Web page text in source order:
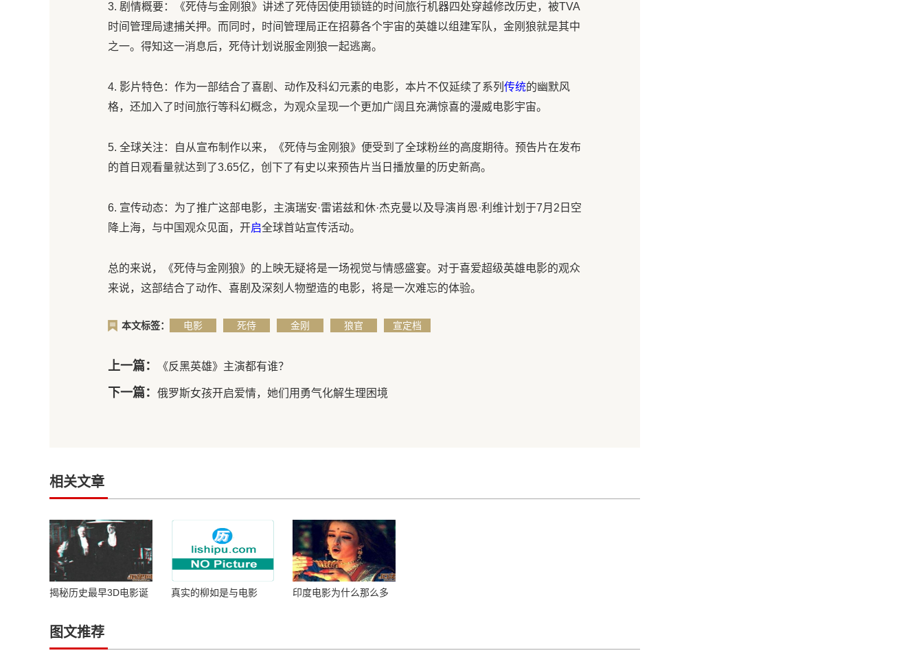
3. 剧情概要：《死侍与金刚狼》讲述了死侍因使用锁链的时间旅行机器四处穿越修改历史，被TVA
时间管理局逮捕关押。而同时，时间管理局正在招募各个宇宙的英雄以组建军队，金刚狼就是其中
之一。得知这一消息后，死侍计划说服金刚狼一起逃离。
4. 影片特色：作为一部结合了喜剧、动作及科幻元素的电影，本片不仅延续了系列 传统的幽默风
格，还加入了时间旅行等科幻概念，为观众呈现一个更加广阔且充满惊喜的漫威电影宇宙。
5. 全球关注：自从宣布制作以来，《死侍与金刚狼》便受到了全球粉丝的高度期待。预告片在发布
的首日观看量就达到了3.65亿，创下了有史以来预告片当日播放量的历史新高。
6. 宣传动态：为了推广这部电影，主演瑞安·雷诺兹和休·杰克曼以及导演肖恩·利维计划于7月2日空
降上海，与中国观众见面，开启全球首站宣传活动。
总的来说，《死侍与金刚狼》的上映无疑将是一场视觉与情感盛宴。对于喜爱超级英雄电影的观众
来说，这部结合了动作、喜剧及深刻人物塑造的电影，将是一次难忘的体验。
本文标签： 电影 死侍 金刚 狼官 宣定档
上一篇： 《反黑英雄》主演都有谁？
下一篇： 俄罗斯女孩开启爱情，她们用勇气化解生理困境
相关文章
揭秘历史最早3D电影诞
真实的柳如是与电影
印度电影为什么那么多
图文推荐